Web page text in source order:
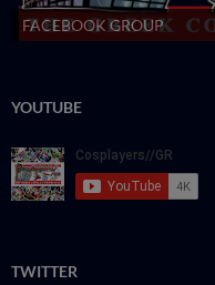
FACEBOOK GROUP
YOUTUBE
TWITTER